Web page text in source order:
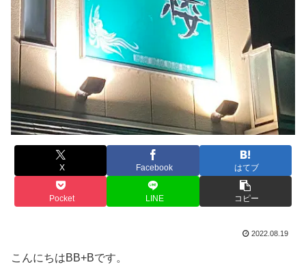
X Facebook はてブ
Pocket LINE コピー
2022.08.19
こんにちはBB+Bです。